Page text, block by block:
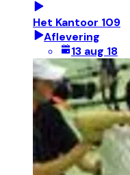
Het Kantoor 109
Aflevering
13 aug 18